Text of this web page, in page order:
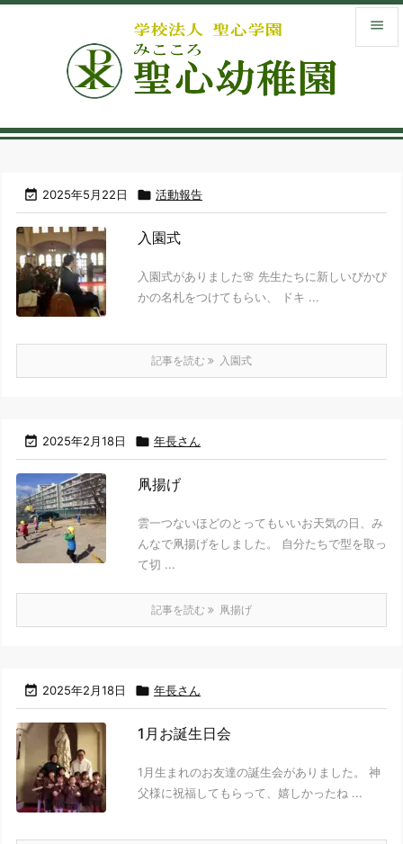

サイド
library_books
検索
 2025年5月22日  活動報告
入園式
入園式がありました🌸 先生たちに新しいぴかぴ
かの名札をつけてもらい、 ドキ ...
記事を読む 入園式
 2025年2月18日  年長さん
凧揚げ
雲一つないほどのとってもいいお天気の日、み
んなで凧揚げをしました。 自分たちで型を取っ
て切 ...
記事を読む 凧揚げ
 2025年2月18日  年長さん
1月お誕生日会
1月生まれのお友達の誕生会がありました。 神
父様に祝福してもらって、嬉しかったね ...